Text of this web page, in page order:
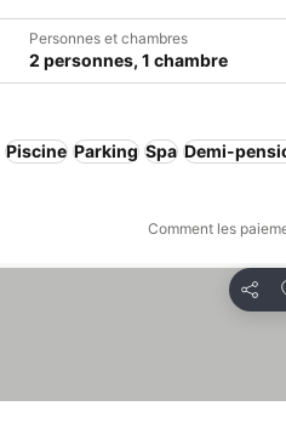
Personnes et chambres
2 personnes, 1 chambre
Piscine Parking Spa Demi-
Comment les